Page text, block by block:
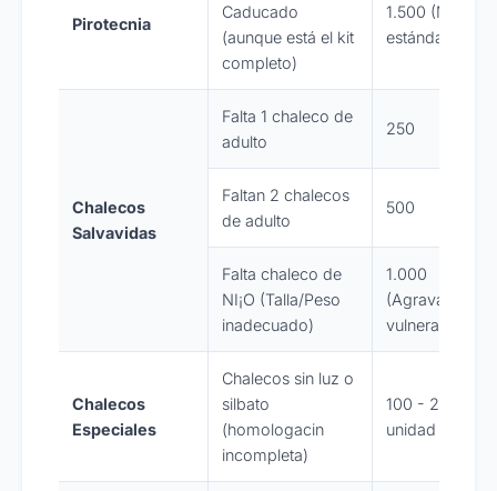
Pirotecnia
Caducado
(aunque está el kit
completo)
1.500 (Min.
estándar)
Chalecos
Salvavidas
Falta 1 chaleco de
adulto
250
Faltan 2 chalecos
de adulto
500
Falta chaleco de
NI¡O (Talla/Peso
inadecuado)
1.000
(Agravante
vulnerabilidad)
Chalecos
Especiales
Chalecos sin luz o
silbato
(homologacin
incompleta)
100 - 200 /
unidad